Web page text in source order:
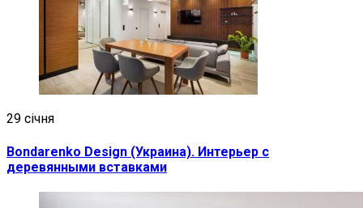
29 січня
Bondarenko Design (Украина). Интерьер с
деревянными вставками